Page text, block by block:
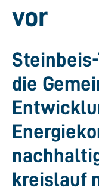
vor
die
kreislauf